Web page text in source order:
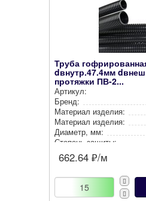
Труба
dвнутр.47.4мм
протяжки ПВ-2...
Артикул:
Бренд:
Материал изделия:
Материал изделия:
Диаметр, мм:
Степень защиты:
Наличие протяжки:
Цвет:
662.64 ₽/м